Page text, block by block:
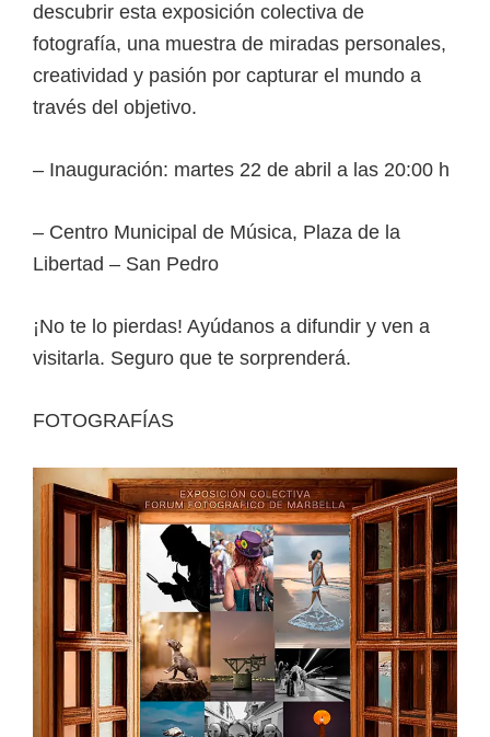
descubrir esta exposición colectiva de
fotografía, una muestra de miradas personales,
creatividad y pasión por capturar el mundo a
través del objetivo.
– Inauguración: martes 22 de abril a las 20:00 h
– Centro Municipal de Música, Plaza de la
Libertad – San Pedro
¡No te lo pierdas! Ayúdanos a difundir y ven a
visitarla. Seguro que te sorprenderá.
FOTOGRAFÍAS